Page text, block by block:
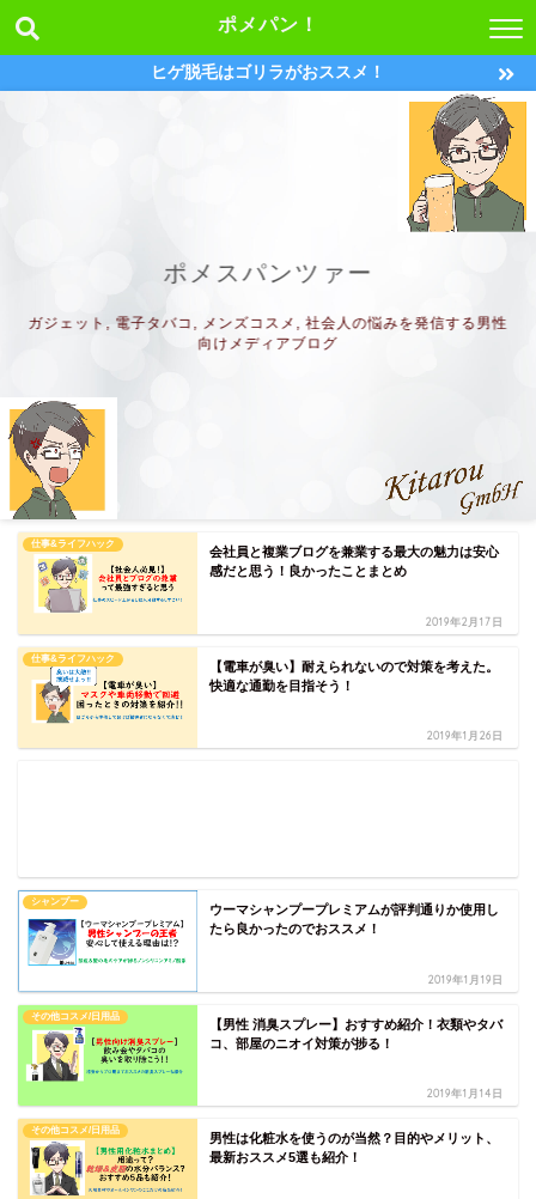
ポメパン！
ヒゲ脱毛はゴリラがおススメ！
ポメスパンツァー
ガジェット, 電子タバコ, メンズコスメ, 社会人の悩みを発信する男性
向けメディアブログ
仕事&ライフハック
会社員と複業ブログを兼業する最大の魅力は安心
感だと思う！良かったことまとめ
2019年2月17日
仕事&ライフハック
【電車が臭い】耐えられないので対策を考えた。
快適な通勤を目指そう！
2019年1月26日
シャンプー
ウーマシャンプープレミアムが評判通りか使用し
たら良かったのでおススメ！
2019年1月19日
その他コスメ/日用品
【男性 消臭スプレー】おすすめ紹介！衣類やタバ
コ、部屋のニオイ対策が捗る！
2019年1月14日
その他コスメ/日用品
男性は化粧水を使うのが当然？目的やメリット、
最新おススメ5選も紹介！